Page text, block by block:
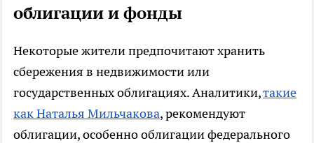
облигации и фонды
Некоторые жители предпочитают хранить
сбережения в недвижимости или
государственных облигациях. Аналитики,такие
как Наталья Мильчакова, рекомендуют
облигации, особенно облигации федерального